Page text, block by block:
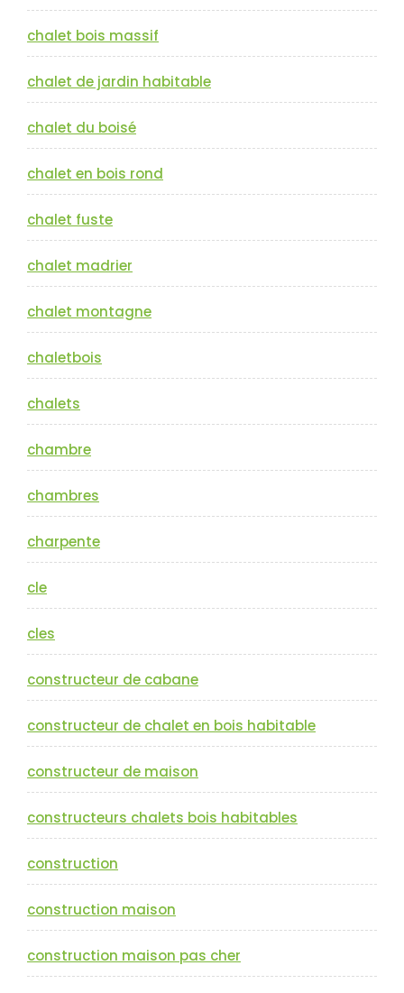
chalet bois massif
chalet de jardin habitable
chalet du boisé
chalet en bois rond
chalet fuste
chalet madrier
chalet montagne
chaletbois
chalets
chambre
chambres
charpente
cle
cles
constructeur de cabane
constructeur de chalet en bois habitable
constructeur de maison
constructeurs chalets bois habitables
construction
construction maison
construction maison pas cher